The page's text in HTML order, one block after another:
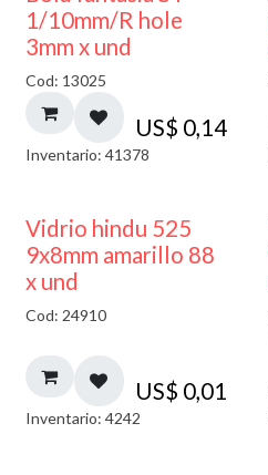
1/10mm/R hole
3mm x und
Cod: 13025
US$ 0,14
Inventario: 41378
40% DESCUENTO
Vidrio hindu 525
9x8mm amarillo 88
x und
Cod: 24910
US$ 0,01
Inventario: 4242